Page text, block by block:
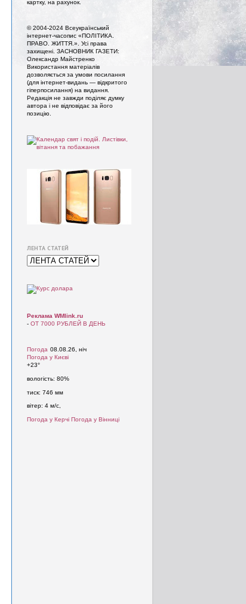
картку, на рахунок.
© 2004-2024 Всеукраїнський
інтернет-часопис «ПОЛІТИКА.
ПРАВО. ЖИТТЯ.». Усi права
захищенi. ЗАСНОВНИК ГАЗЕТИ:
Олександр Майстренко
Використання матеріалів
дозволяється за умови посилання
(для інтернет-видань — відкритого
гіперпосилання) на видання.
Редакція не завжди поділяє думку
автора і не відповідає за його
позицію.
ЛЕНТА СТАТЕЙ
Реклама WMlink.ru
- ОТ 7000 РУБЛЕЙ В ДЕНЬ
Погода 08.08.26, ніч
Погода у Києві
+23°
вологість: 80%
тиск: 746 мм
вітер: 4 м/с,
Погода у Керчі Погода у Вінниці